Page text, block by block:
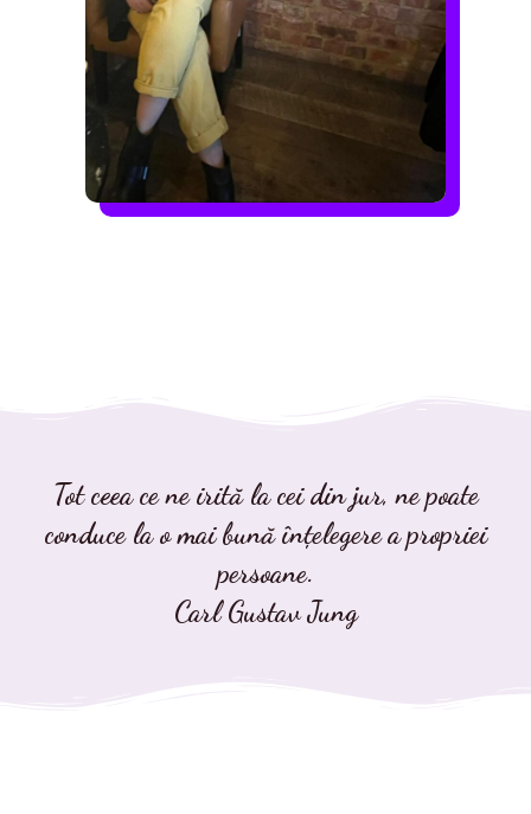
Tot ceea ce ne irită la cei din jur, ne poate
conduce la o mai bună înțelegere a propriei
persoane.
Carl Gustav Jung